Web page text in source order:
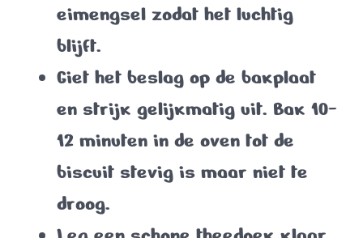
eimengsel zodat het luchtig
blijft.
Giet het beslag op de bakplaat
en strijk gelijkmatig uit. Bak 10-
12 minuten in de oven tot de
biscuit stevig is maar niet te
droog.